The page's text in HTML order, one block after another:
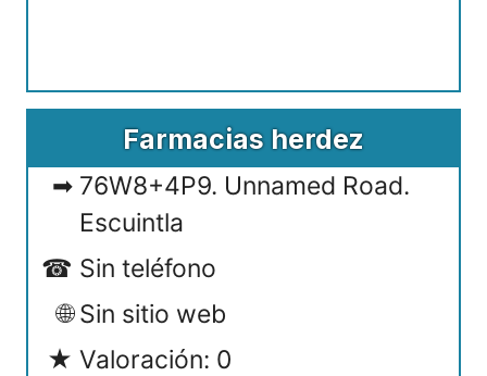
Farmacias herdez
76W8+4P9. Unnamed Road.
Escuintla
Sin teléfono
Sin sitio web
Valoración: 0